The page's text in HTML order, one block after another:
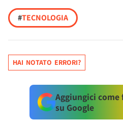
#TECNOLOGIA
HAI NOTATO ERRORI?
Aggiungici
su Google